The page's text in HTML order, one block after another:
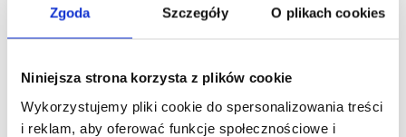
Zgoda Szczegóły O plikach cookies
Niniejsza strona korzysta z plików cookie
Wykorzystujemy pliki cookie do spersonalizowania treści
i reklam, aby oferować funkcje społecznościowe i